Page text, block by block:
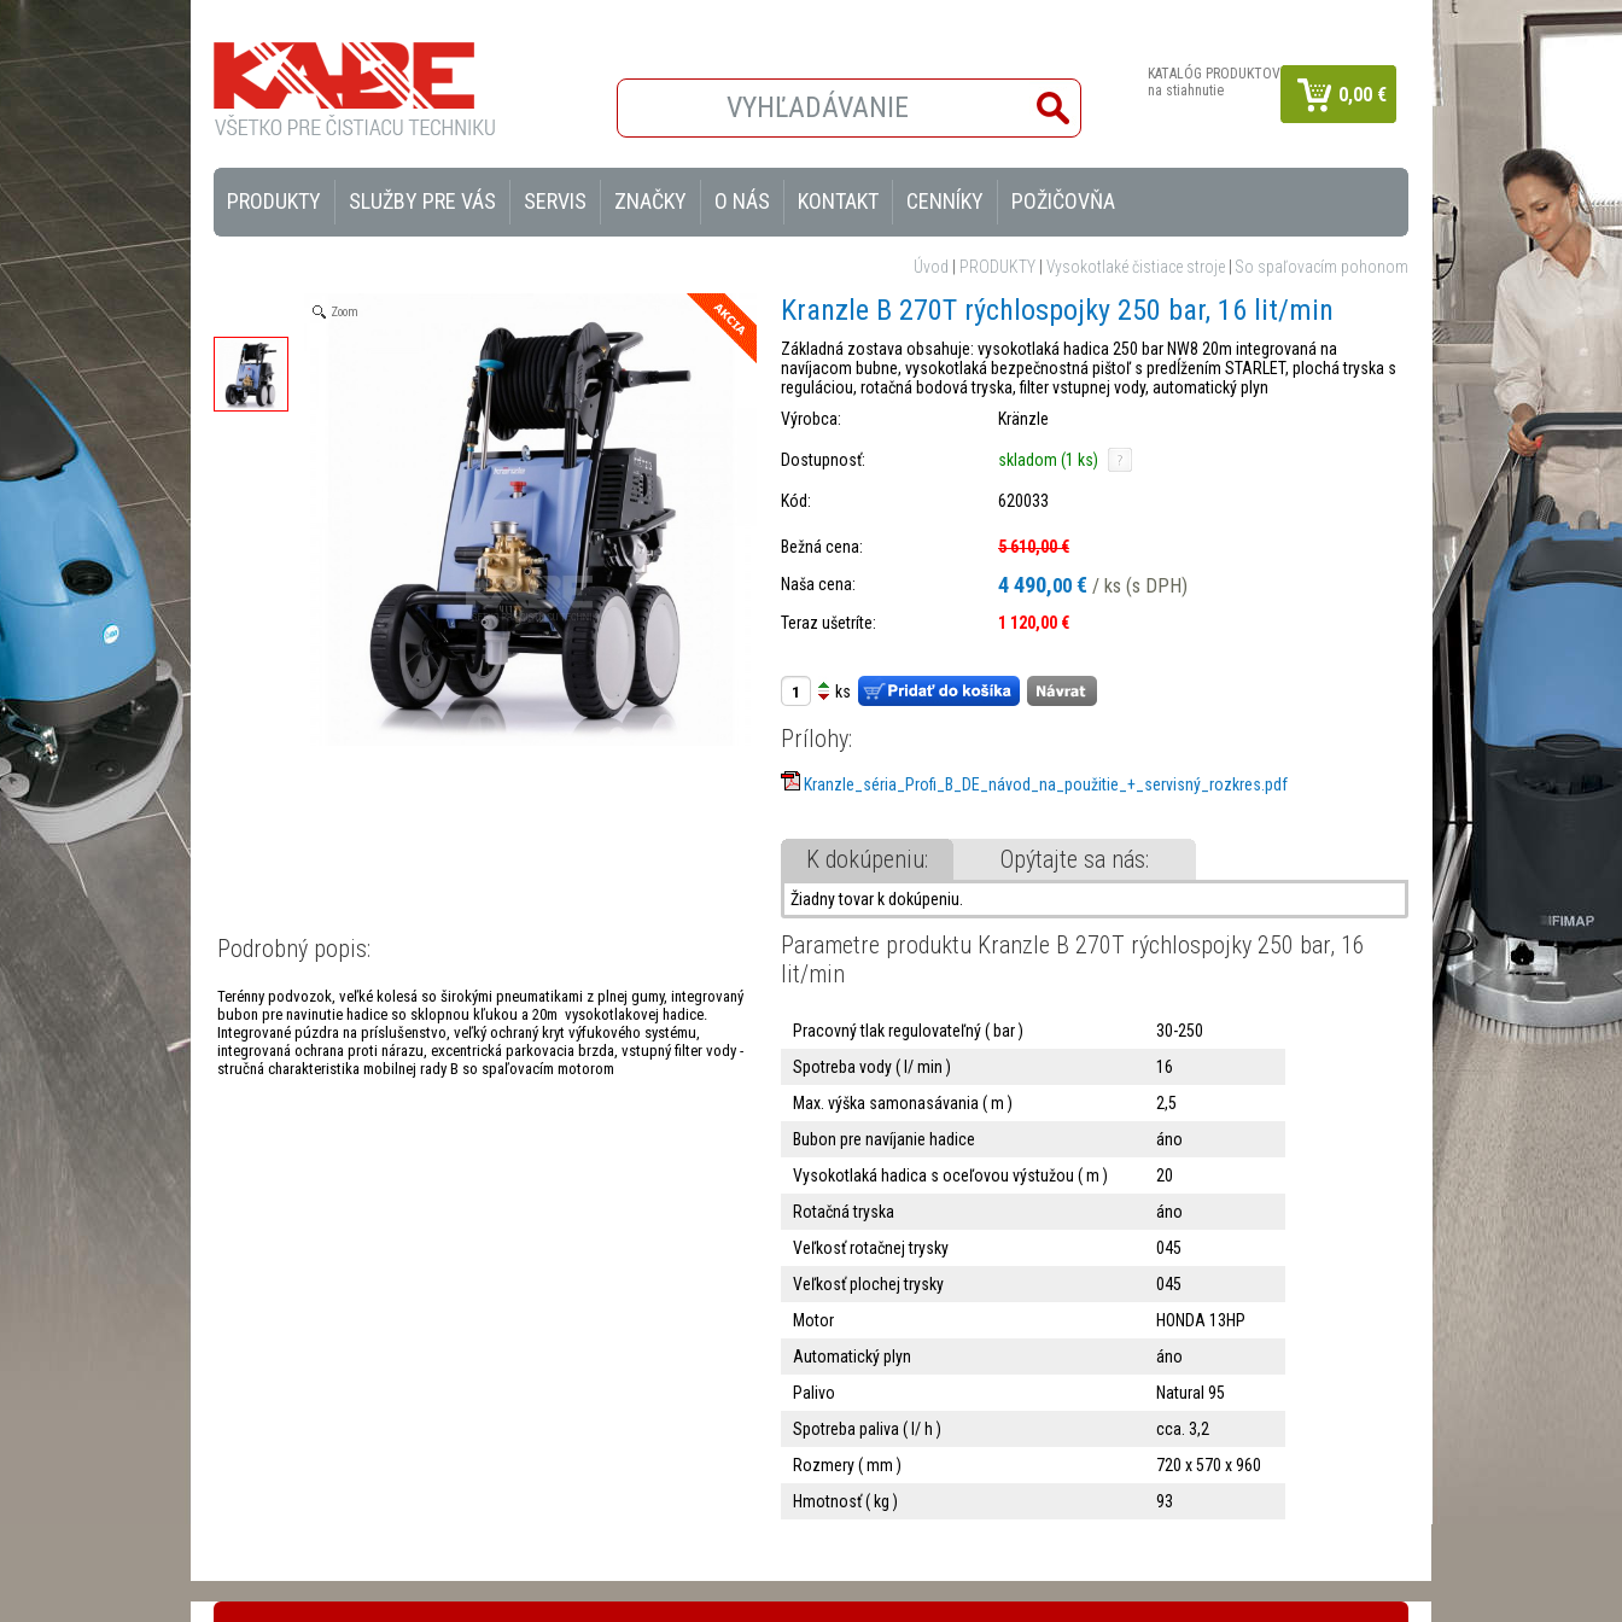
KATALÓG PRODUKTOV
na stiahnutie
0,00 €
PRODUKTY SLUŽBY PRE VÁS SERVIS ZNAČKY O NÁS KONTAKT CENNÍKY POŽIČOVŇA
Úvod PRODUKTY Vysokotlaké čistiace stroje So spaľovacím pohonom
Zoom Kranzle B 270T rýchlospojky 250 bar, 16 lit/min
Základná zostava obsahuje: vysokotlaká hadica 250 bar NW8 20m integrovaná na
navíjacom bubne, vysokotlaká bezpečnostná pištoľ s predĺžením STARLET, plochá tryska s
reguláciou, rotačná bodová tryska, filter vstupnej vody, automatický plyn
Výrobca:
Kränzle
Dostupnosť: skladom (1 ks)
Kód: 620033
Bežná cena:
5 610,00 €
Naša cena:
4 490,00 € / ks (s DPH)
Teraz ušetríte: 1 120,00 €
ks
Prílohy:
Kranzle_séria_Profi_B_DE_návod_na_použitie_+_servisný_rozkres.pdf
K dokúpeniu: Opýtajte sa nás:
Žiadny tovar k dokúpeniu.
Podrobný popis:
Terénny podvozok, veľké kolesá so širokými pneumatikami z plnej gumy, integrovaný
bubon pre navinutie hadice so sklopnou kľukou a 20m vysokotlakovej hadice.
Integrované púzdra na príslušenstvo, veľký ochraný kryt výfukového systému,
integrovaná ochrana proti nárazu, excentrická parkovacia brzda, vstupný filter vody -
stručná charakteristika mobilnej rady B so spaľovacím motorom
Parametre produktu Kranzle B 270T rýchlospojky 250 bar, 16
lit/min
Pracovný tlak regulovateľný ( bar )
30-250
Spotreba vody ( l/ min )
16
Max. výška samonasávania ( m )
2,5
Bubon pre navíjanie hadice
áno
Vysokotlaká hadica s oceľovou výstužou ( m )
20
Rotačná tryska
áno
Veľkosť rotačnej trysky
045
Veľkosť plochej trysky
045
Motor
HONDA 13HP
Automatický plyn
áno
Palivo
Natural 95
Spotreba paliva ( l/ h )
cca. 3,2
Rozmery ( mm )
720 x 570 x 960
Hmotnosť ( kg )
93